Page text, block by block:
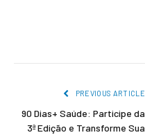
PREVIOUS ARTICLE
90 Dias+ Saúde: Participe da
3ª Edição e Transforme Sua